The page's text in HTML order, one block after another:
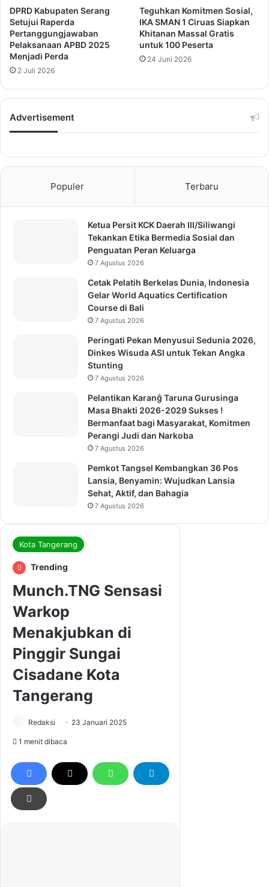
DPRD Kabupaten Serang
Setujui Raperda
Pertanggungjawaban
Pelaksanaan APBD 2025
Menjadi Perda
2 Juli 2026
Teguhkan Komitmen Sosial,
IKA SMAN 1 Ciruas Siapkan
Khitanan Massal Gratis
untuk 100 Peserta
24 Juni 2026
Advertisement
Populer Terbaru
Ketua Persit KCK Daerah III/Siliwangi
Tekankan Etika Bermedia Sosial dan
Penguatan Peran Keluarga
7 Agustus 2026
Cetak Pelatih Berkelas Dunia, Indonesia
Gelar World Aquatics Certification
Course di Bali
7 Agustus 2026
Peringati Pekan Menyusui Sedunia 2026,
Dinkes Wisuda ASI untuk Tekan Angka
Stunting
7 Agustus 2026
Pelantikan Karanĝ Taruna Gurusinga
Masa Bhakti 2026-2029 Sukses !
Bermanfaat bagi Masyarakat, Komitmen
Perangi Judi dan Narkoba
7 Agustus 2026
Pemkot Tangsel Kembangkan 36 Pos
Lansia, Benyamin: Wujudkan Lansia
Sehat, Aktif, dan Bahagia
7 Agustus 2026